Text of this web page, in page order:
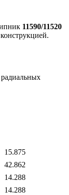
11590/11520
15.875
42.862
14.288
14.288